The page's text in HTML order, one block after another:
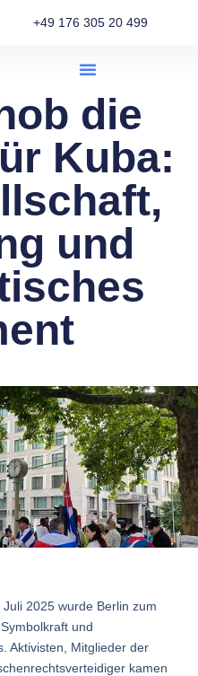
+49 176 305 20 499
die
Kuba:
und
Juli 2025 wurde Berlin zum
und
Aktivisten, Mitglieder der
kamen